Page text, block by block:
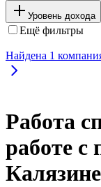
Уровень дохода
Ещё фильтры
Найдена 1
Работа
работе с
Калязине